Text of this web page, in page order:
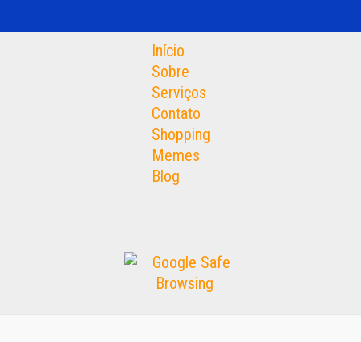
Início
Sobre
Serviços
Contato
Shopping
Memes
Blog